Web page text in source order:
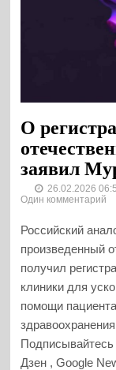
О
заявил
26.02.2026
Один комментарий
Российский
произведенный
получил
клиники для
помощи
Дзен , Google